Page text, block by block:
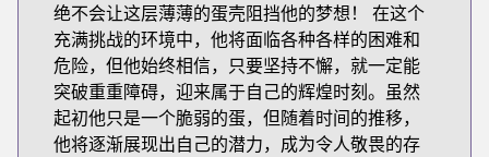
绝不会让这层薄薄的蛋壳阻挡他的梦想！ 在这个
充满挑战的环境中，他将面临各种各样的困难和
危险，但他始终相信，只要坚持不懈，就一定能
突破重重障碍，迎来属于自己的辉煌时刻。虽然
起初他只是一个脆弱的蛋，但随着时间的推移，
他将逐渐展现出自己的潜力，成为令人敬畏的存